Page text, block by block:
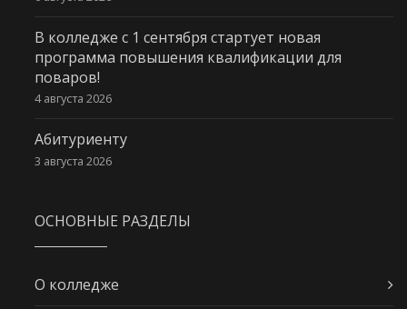
В колледже с 1 сентября стартует новая
программа повышения квалификации для
поваров!
4 августа 2026
Абитуриенту
3 августа 2026
ОСНОВНЫЕ РАЗДЕЛЫ
О колледже